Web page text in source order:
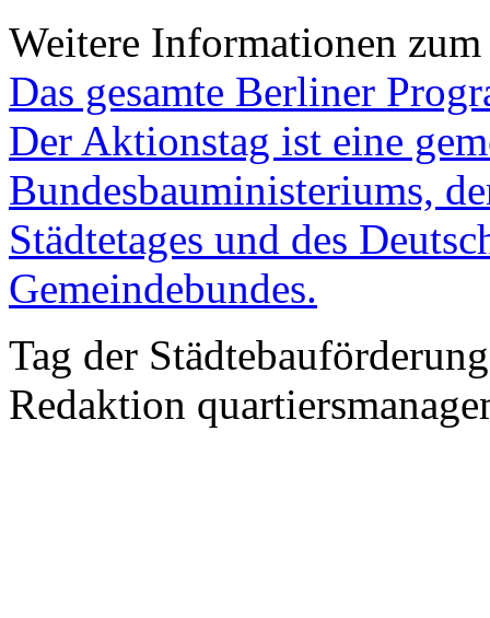
Weitere Informationen
Das gesamte Berliner
Der Aktionstag ist eine
Bundesbauministeriums,
Städtetages und des
Gemeindebundes.
Tag der
Redaktion